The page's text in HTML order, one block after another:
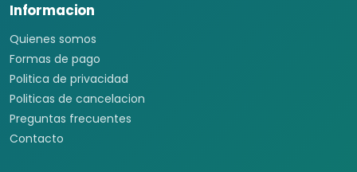
Informacion
Quienes somos
Formas de pago
Politica de privacidad
Politicas de cancelacion
Preguntas frecuentes
Contacto